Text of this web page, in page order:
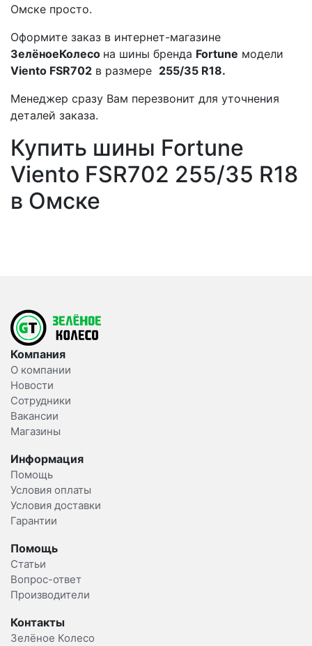
Омске просто.
Оформите заказ в интернет-магазине
ЗелёноеКолесо на шины бренда Fortune модели
Viento FSR702 в размере 255/35 R18.
Менеджер сразу Вам перезвонит для уточнения
деталей заказа.
Купить шины Fortune
Viento FSR702 255/35 R18
в Омске
Компания
О компании
Новости
Сотрудники
Вакансии
Магазины
Информация
Помощь
Условия оплаты
Условия доставки
Гарантии
Помощь
Статьи
Вопрос-ответ
Производители
Контакты
Зелёное Колесо